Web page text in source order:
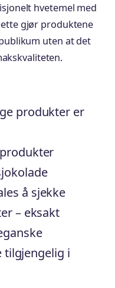
hvetemel med
gjør produktene
uten at det
produkter er
å sjekke
– eksakt
tilgjengelig i